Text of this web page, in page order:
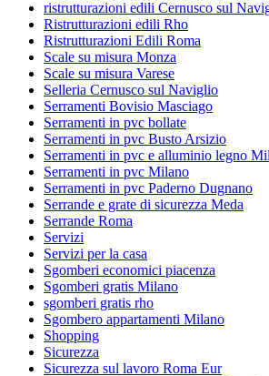
ristrutturazioni edili Cernusco sul
Ristrutturazioni edili Rho
Ristrutturazioni Edili Roma
Scale su misura Monza
Scale su misura Varese
Selleria Cernusco sul Naviglio
Serramenti Bovisio Masciago
Serramenti in pvc bollate
Serramenti in pvc Busto Arsizio
Serramenti in pvc e alluminio legno
Serramenti in pvc Milano
Serramenti in pvc Paderno Dugnano
Serrande e grate di sicurezza Meda
Serrande Roma
Servizi
Servizi per la casa
Sgomberi economici piacenza
Sgomberi gratis Milano
sgomberi gratis rho
Sgombero appartamenti Milano
Shopping
Sicurezza
Sicurezza sul lavoro Roma Eur